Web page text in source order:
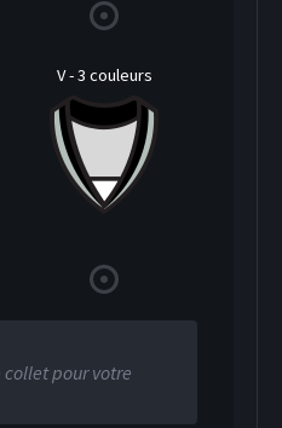
V - 3 couleurs
collet pour votre